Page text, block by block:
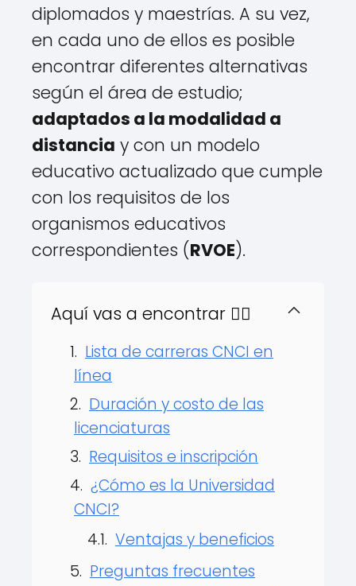
diplomados y maestrías. A su vez,
en cada uno de ellos es posible
encontrar diferentes alternativas
según el área de estudio;
adaptados a la modalidad a
distancia y con un modelo
educativo actualizado que cumple
con los requisitos de los
organismos educativos
correspondientes (RVOE).
Aquí vas a encontrar 👇🏻
Lista de carreras CNCI en
línea
Duración y costo de las
licenciaturas
Requisitos e inscripción
¿Cómo es la Universidad
CNCI?
Ventajas y beneficios
Preguntas frecuentes